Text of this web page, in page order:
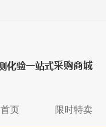
首页 限时特卖